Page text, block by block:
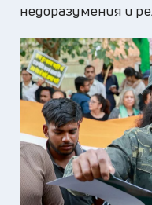
недоразумения и